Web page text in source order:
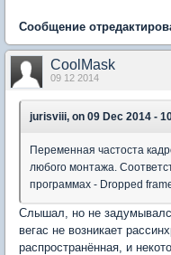
Сообщение
CoolMask
09 12 2014
jurisviii, on 09 Dec 2014 -
Переменная частоста
любого монтажа.
программах - Dropped
Слышал, но не
вегас не возникает
распространённая, и